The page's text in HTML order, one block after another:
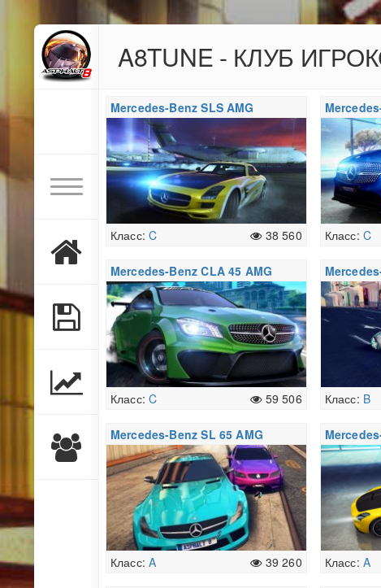
A8TUNE - КЛУБ
Mercedes-Benz SLS AMG
Electric Drive
Класс:C 38 560 Класс: C
Mercedes-Benz CLA 45 AMG
Racing Series
Класс:C 59 506 Класс: B
Mercedes-Benz SL 65 AMG
Black Series
Класс:A 39 260
Coup?
Класс: A